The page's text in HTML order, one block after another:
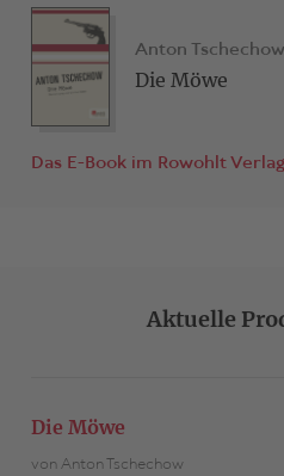
Anton Tschechow
Die Möwe
Das E-Book im Rowohlt Verlag
Aktuelle
Die Möwe
von Anton Tschechow